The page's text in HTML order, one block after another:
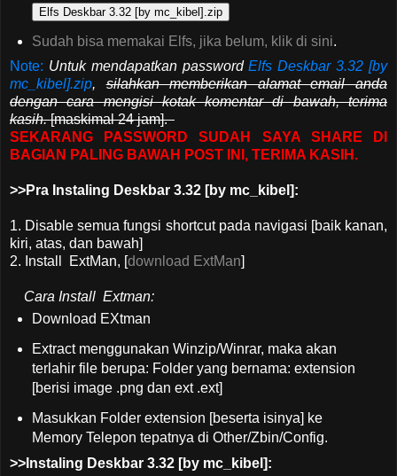
Elfs Deskbar 3.32 [by mc_kibel].zip
Sudah bisa memakai Elfs, jika belum, klik di sini.
Note: Untuk mendapatkan passwordElfs Deskbar 3.32 [by
mc_kibel].zip,silahkan memberikan alamat email anda
dengan cara mengisi kotak komentar di bawah, terima
kasih.[maskimal 24 jam].
SEKARANG PASSWORD SUDAH SAYA SHARE DI
BAGIAN PALING BAWAH POST INI, TERIMA KASIH.
>>Pra Instaling Deskbar 3.32 [by mc_kibel]:
1. Disable semua fungsi shortcut pada navigasi [baik kanan,
kiri, atas, dan bawah]
2. Install ExtMan, [download ExtMan]
Cara Install Extman:
Download EXtman
Extract menggunakan Winzip/Winrar, maka akan
terlahir file berupa: Folder yang bernama: extension
[berisi image .png dan ext .ext]
Masukkan Folder extension [beserta isinya] ke
Memory Telepon tepatnya di Other/Zbin/Config.
>>Instaling Deskbar 3.32 [by mc_kibel]: